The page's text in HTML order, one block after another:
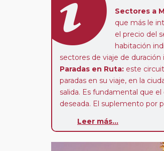
Sectores a
que más le
el precio del
habitación
sectores de viaje de
Paradas en Ruta: este
paradas en su viaje, en la
salida. Es fundamental que
deseada. El suplemento por
Pasajero Club:este circuito,
Leer más...